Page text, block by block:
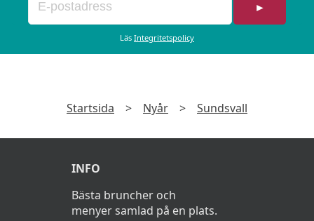
►
Läs Integritetspolicy
Startsida > Nyår > Sundsvall
INFO
Bästa bruncher och
menyer samlad på en plats.